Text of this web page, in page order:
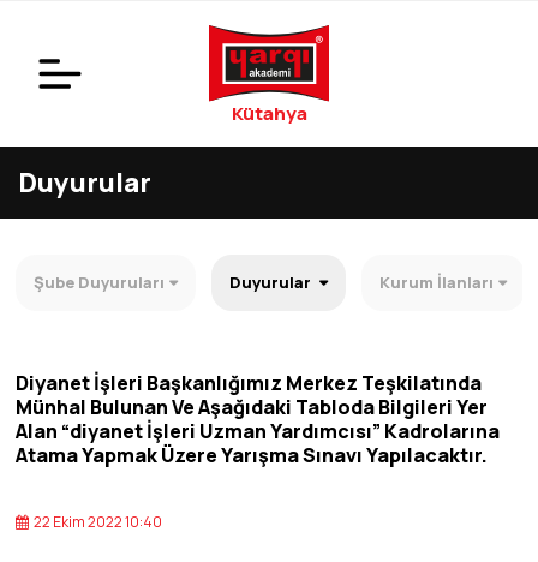
Kütahya
Duyurular
Şube Duyuruları Duyurular Kurum İlanları
Diyanet İşleri Başkanlığımız Merkez Teşkilatında
Münhal Bulunan Ve Aşağıdaki Tabloda Bilgileri Yer
Alan “diyanet İşleri Uzman Yardımcısı” Kadrolarına
Atama Yapmak Üzere Yarışma Sınavı Yapılacaktır.
22 Ekim 2022 10:40